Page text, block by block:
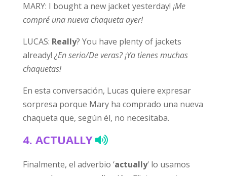
MARY: I bought a new jacket yesterday! ¡Me
compré una nueva chaqueta ayer!
LUCAS: Really? You have plenty of jackets
already!¿En serio/De veras? ¡Ya tienes muchas
chaquetas!
En esta conversación, Lucas quiere expresar
sorpresa porque Mary ha comprado una nueva
chaqueta que, según él, no necesitaba.
4. ACTUALLY
Finalmente, el adverbio ‘actually‘ lo usamos